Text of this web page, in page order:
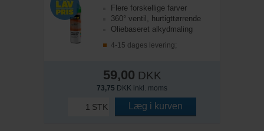
Flere forskellige farver
360° ventil, hurtigttørrende
Oliebaseret alkydmaling
4-15 dages levering;
59,00 DKK
73,75 DKK inkl. moms
STK Læg i kurven